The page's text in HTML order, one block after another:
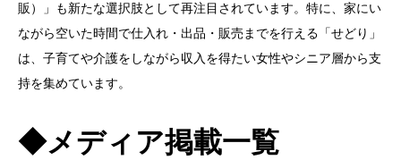
販）」も新たな選択肢として再注目されています。特に、家にい
ながら空いた時間で仕入れ・出品・販売までを行える「せどり」
は、子育てや介護をしながら収入を得たい女性やシニア層から支
持を集めています。
◆メディア掲載一覧